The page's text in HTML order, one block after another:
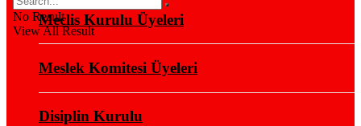
No Result
View All Result
Meclis Kurulu Üyeleri
Meslek Komitesi Üyeleri
Disiplin Kurulu